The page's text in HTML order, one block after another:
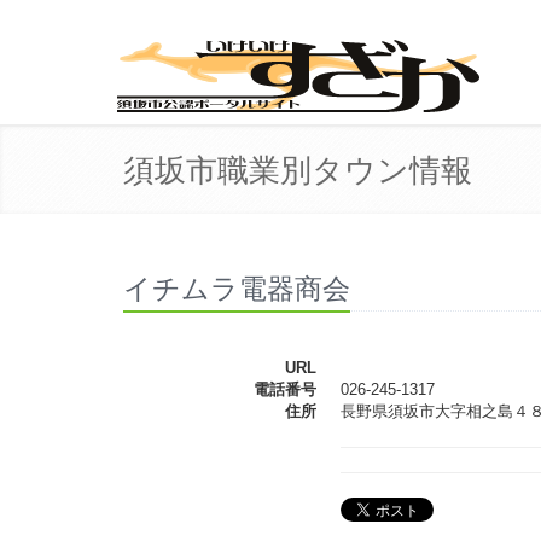
須坂市職業別タウン情報
イチムラ電器商会
URL
電話番号
026-245-1317
住所
長野県須坂市大字相之島４